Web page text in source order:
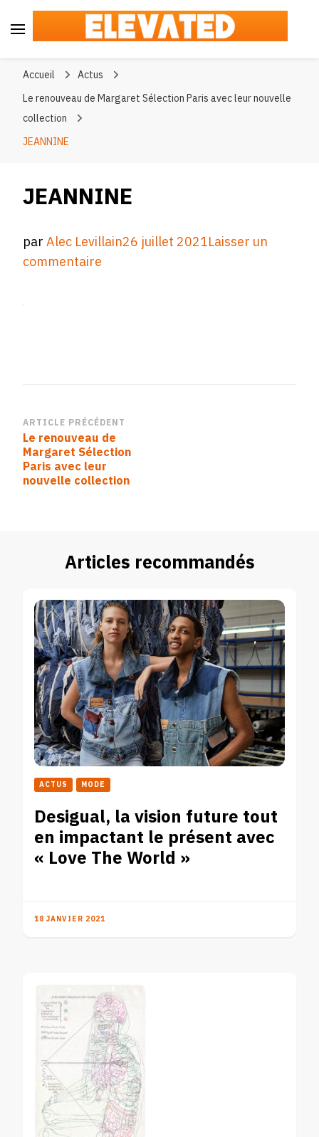
Accueil
Actus
Le renouveau de Margaret Sélection Paris avec leur nouvelle
collection
JEANNINE
JEANNINE
parAlec Levillain26 juillet 2021Laisser un
commentaire
Navigation
d’article
ARTICLE PRÉCÉDENT
Le renouveau de
Margaret Sélection
Paris avec leur
nouvelle collection
Articles recommandés
ACTUS MODE
Desigual, la vision future tout
en impactant le présent avec
« Love The World »
18 JANVIER 2021